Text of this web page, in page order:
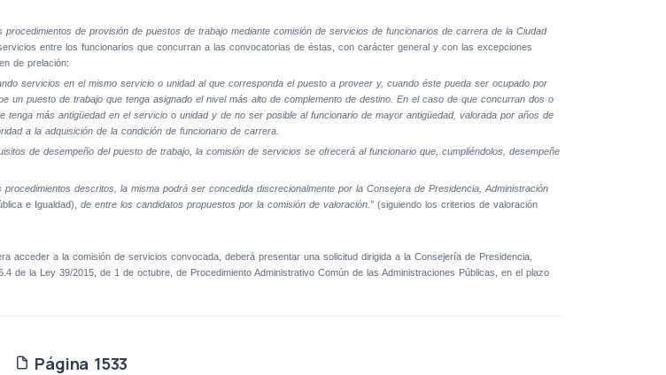
procedimientos de provisión de puestos de trabajo mediante comisión de servicios de funcionarios de carrera de la Ciudad
entre los funcionarios que concurran a las convocatorias de éstas, con carácter general y con las excepciones
de prelación:
servicios en el mismo servicio o unidad al que corresponda el puesto a proveer y, cuando éste pueda ser ocupado por
un puesto de trabajo que tenga asignado el nivel más alto de complemento de destino. En el caso de que concurran dos o
más antigüedad en el servicio o unidad y de no ser posible al funcionario de mayor antigüedad, valorada por años de
a la adquisición de la condición de funcionario de carrera.
de desempeño del puesto de trabajo, la comisión de servicios se ofrecerá al funcionario que, cumpliéndolos, desempeñe
descritos, la misma podrá ser concedida discrecionalmente por la Consejera de Presidencia, Administración
e Igualdad), de entre los candidatos propuestos por la comisión de valoración.” (siguiendo los criterios de valoración
acceder a la comisión de servicios convocada, deberá presentar una solicitud dirigida a la Consejería de Presidencia,
de la Ley 39/2015, de 1 de octubre, de Procedimiento Administrativo Común de las Administraciones Públicas, en el plazo
Página 1533